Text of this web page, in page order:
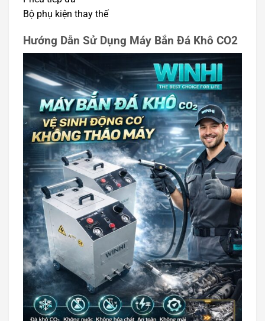
Bộ phụ kiện thay thế
Hướng Dẫn Sử Dụng Máy Bắn Đá Khô CO2